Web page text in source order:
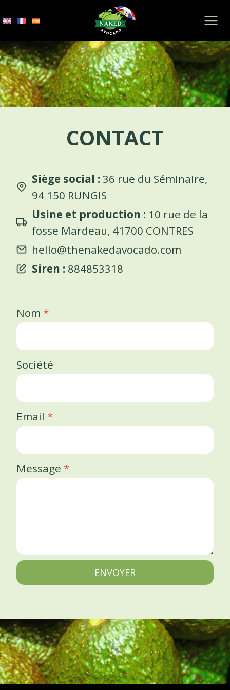
au
contenu
CONTACT
Siège social : 36 rue du Séminaire,
94 150 RUNGIS
Usine et production : 10 rue de la
fosse Mardeau, 41700 CONTRES
hello@thenakedavocado.com
Siren : 884853318
Nom *
Société
Email *
Message *
ENVOYER